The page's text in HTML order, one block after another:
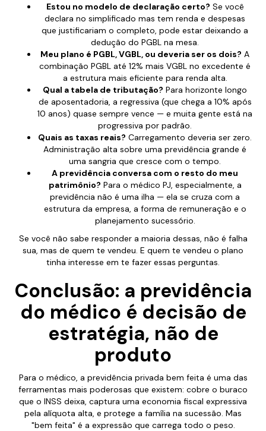
Estou no modelo de declaração certo? Se você
declara no simplificado mas tem renda e despesas
que justificariam o completo, pode estar deixando a
dedução do PGBL na mesa.
Meu plano é PGBL, VGBL, ou deveria ser os dois? A
combinação PGBL até 12% mais VGBL no excedente é
a estrutura mais eficiente para renda alta.
Qual a tabela de tributação? Para horizonte longo
de aposentadoria, a regressiva (que chega a 10% após
10 anos) quase sempre vence — e muita gente está na
progressiva por padrão.
Quais as taxas reais? Carregamento deveria ser zero.
Administração alta sobre uma previdência grande é
uma sangria que cresce com o tempo.
A previdência conversa com o resto do meu
patrimônio? Para o médico PJ, especialmente, a
previdência não é uma ilha — ela se cruza com a
estrutura da empresa, a forma de remuneração e o
planejamento sucessório.
Se você não sabe responder a maioria dessas, não é falha
sua, mas de quem te vendeu. E quem te vendeu o plano
tinha interesse em te fazer essas perguntas.
Conclusão: a previdência
do médico é decisão de
estratégia, não de
produto
Para o médico, a previdência privada bem feita é uma das
ferramentas mais poderosas que existem: cobre o buraco
que o INSS deixa, captura uma economia fiscal expressiva
pela alíquota alta, e protege a família na sucessão. Mas
"bem feita" é a expressão que carrega todo o peso.